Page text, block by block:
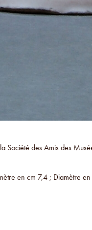
Société des Amis des
en cm 7,4 ; Diamètre